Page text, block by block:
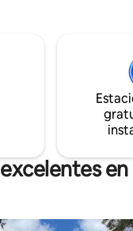
de los partidos de
espacio, paisajes y